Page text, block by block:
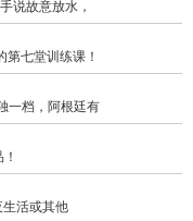
说故意放水，
第七堂训练课！
一档，阿根廷有
活或其他